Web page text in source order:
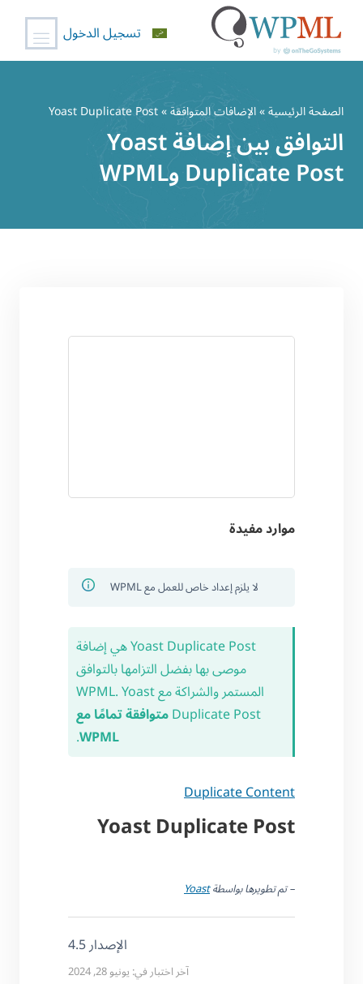
المحتوى
تسجيل الدخول
الصفحة الرئيسية»الإضافات المتوافقة» Yoast Duplicate Post
التوافق بين إضافة Yoast
Duplicate Post وWPML
موارد مفيدة
لا يلزم إعداد خاص للعمل مع WPML
Yoast Duplicate Post هي إضافة
موصى بها بفضل التزامها بالتوافق
المستمر والشراكة مع WPML. Yoast
Duplicate Postمتوافقة تمامًا مع
WPML
.
Duplicate Content
Yoast Duplicate Post
– تم تطويرها بواسطةYoast
الإصدار 4.5
آخر اختبار في: يونيو 28, 2024